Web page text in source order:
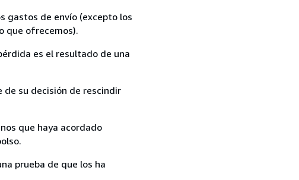
gastos de envío (excepto los
que ofrecemos).
es el resultado de una
de su decisión de rescindir
que haya acordado
prueba de que los ha